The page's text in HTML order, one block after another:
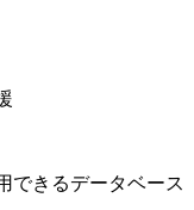
できるデータベース